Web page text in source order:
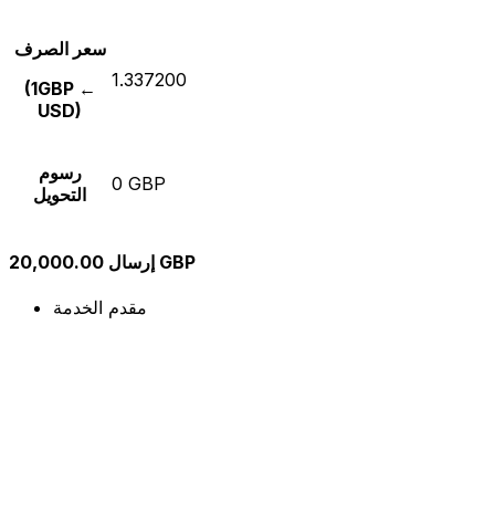
سعر الصرف
(1GBP ←
USD)
1.337200
رسوم
التحويل
0 GBP
إرسال 20,000.00 GBP
مقدم الخدمة